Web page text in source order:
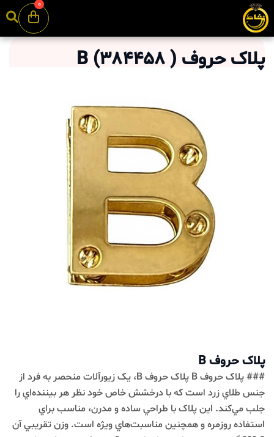
پلاک حروف B (384458)
پلاک حروف B
### پلاک حروف B پلاک حروف B، يک زيورآلات منحصر به فرد از
جنس طلاي زرد است که با درخشش خاص خود نظر هر بيننده‌اي را
جلب مي‌کند. اين پلاک با طراحي ساده و مدرن، مناسب براي
استفاده روزمره و همچنين مناسبت‌هاي ويژه است. وزن تقريبي آن